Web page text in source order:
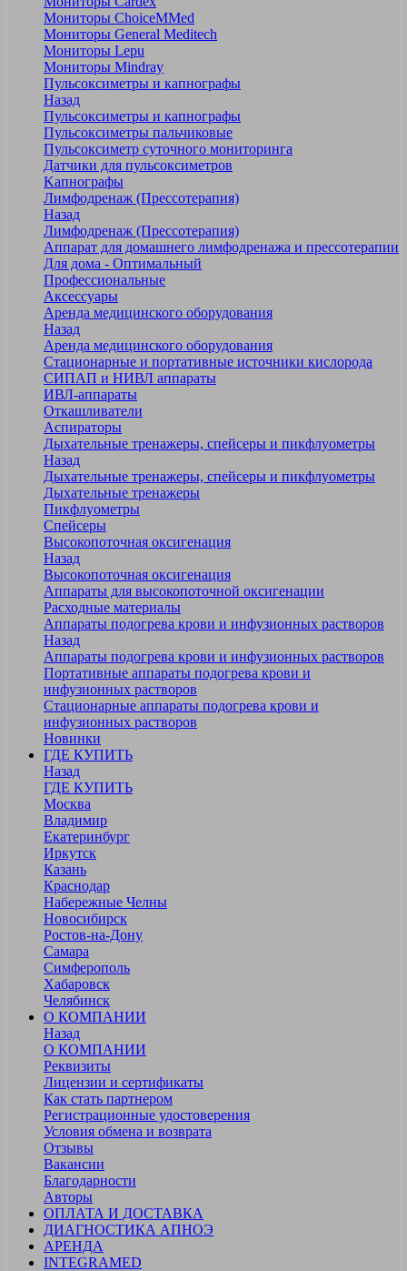
Мониторы ChoiceMMed
Мониторы General Meditech
Мониторы Lepu
Мониторы Mindray
Пульсоксиметры и капнографы
Назад
Пульсоксиметры и капнографы
Пульсоксиметры пальчиковые
Пульсоксиметр суточного мониторинга
Датчики для пульсоксиметров
Kапнографы
Лимфодренаж (Прессотерапия)
Назад
Лимфодренаж (Прессотерапия)
Аппарат для домашнего лимфодренажа и прессотерапии
Для дома - Оптимальный
Профессиональные
Аксессуары
Аренда медицинского оборудования
Назад
Аренда медицинского оборудования
Стационарные и портативные источники кислорода
СИПАП и НИВЛ аппараты
ИВЛ-аппараты
Откашливатели
Аспираторы
Дыхательные тренажеры, спейсеры и пикфлуометры
Назад
Дыхательные тренажеры, спейсеры и пикфлуометры
Дыхательные тренажеры
Пикфлуометры
Спейсеры
Высокопоточная оксигенация
Назад
Высокопоточная оксигенация
Аппараты для высокопоточной оксигенации
Расходные материалы
Аппараты подогрева крови и инфузионных растворов
Назад
Аппараты подогрева крови и инфузионных растворов
Портативные аппараты подогрева крови и
инфузионных растворов
Стационарные аппараты подогрева крови и
инфузионных растворов
Новинки
ГДЕ КУПИТЬ
Назад
ГДЕ КУПИТЬ
Москва
Владимир
Екатеринбург
Иркутск
Казань
Краснодар
Набережные Челны
Новосибирск
Ростов-на-Дону
Самара
Симферополь
Хабаровск
Челябинск
О КОМПАНИИ
Назад
О КОМПАНИИ
Реквизиты
Лицензии и сертификаты
Как стать партнером
Регистрационные удостоверения
Условия обмена и возврата
Отзывы
Вакансии
Благодарности
Авторы
ОПЛАТА И ДОСТАВКА
ДИАГНОСТИКА АПНОЭ
АРЕНДА
INTEGRAMED